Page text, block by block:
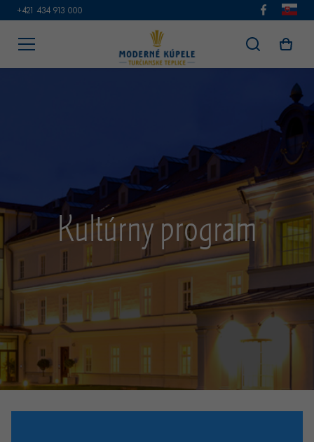
+421 434 913 000
Kultúrny program